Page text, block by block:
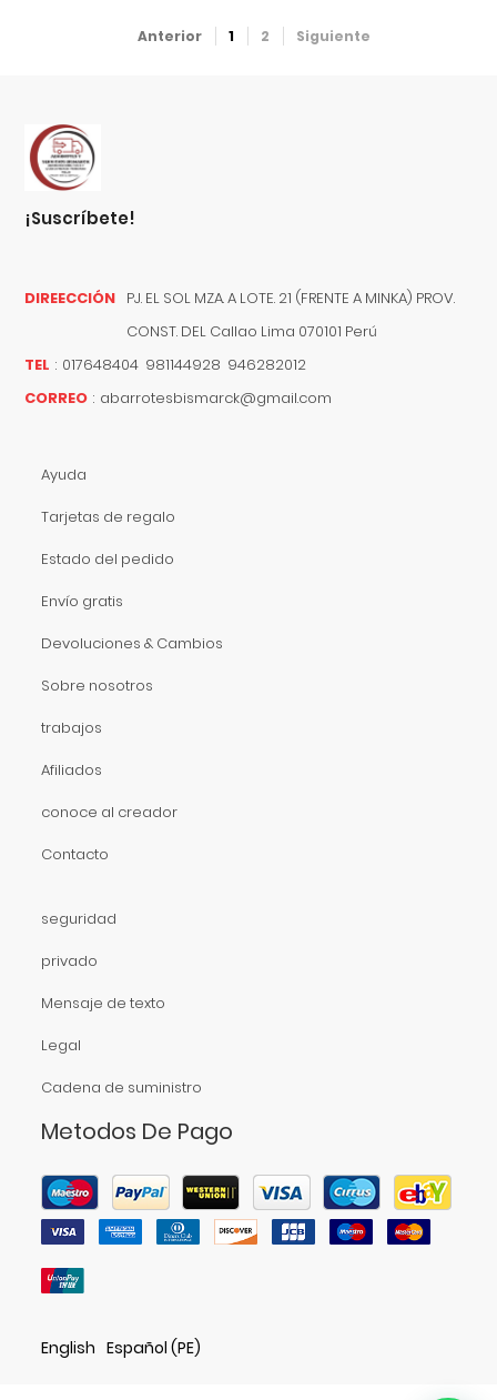
Anterior 1 2 Siguiente
¡suscríbete!
DIREECCIÓN PJ. EL SOL MZA. A LOTE. 21 (FRENTE A MINKA) PROV.
CONST. DEL Callao Lima 070101 Perú
TEL : 017648404 981144928 946282012
CORREO : abarrotesbismarck@gmail.com
Ayuda
Tarjetas de regalo
Estado del pedido
Envío gratis
Devoluciones & Cambios
Sobre nosotros
trabajos
Afiliados
conoce al creador
Contacto
seguridad
privado
Mensaje de texto
Legal
Cadena de suministro
Metodos De Pago
English Español (PE)